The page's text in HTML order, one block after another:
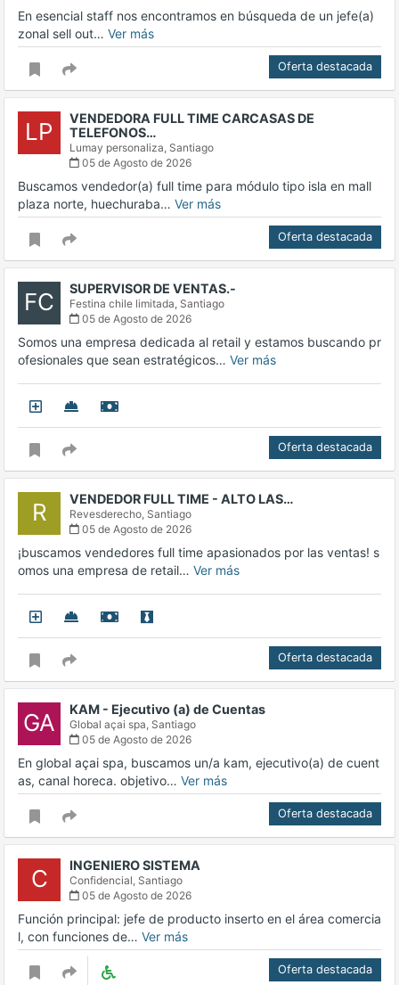
En esencial staff nos encontramos en búsqueda de un jefe(a)
zonal sell out… Ver más
Oferta destacada
LP
VENDEDORA FULL TIME CARCASAS DE
TELEFONOS…
Lumay personaliza, Santiago
05 de Agosto de 2026
Buscamos vendedor(a) full time para módulo tipo isla en mall
plaza norte, huechuraba… Ver más
Oferta destacada
FC SUPERVISOR DE VENTAS.-
Festina chile limitada, Santiago
05 de Agosto de 2026
Somos una empresa dedicada al retail y estamos buscando pr
ofesionales que sean estratégicos… Ver más
Oferta destacada
R VENDEDOR FULL TIME - ALTO LAS…
Revesderecho, Santiago
05 de Agosto de 2026
¡buscamos vendedores full time apasionados por las ventas! s
omos una empresa de retail… Ver más
Oferta destacada
GA KAM - Ejecutivo (a) de Cuentas
Global açai spa, Santiago
05 de Agosto de 2026
En global açai spa, buscamos un/a kam, ejecutivo(a) de cuent
as, canal horeca. objetivo… Ver más
Oferta destacada
C INGENIERO SISTEMA
Confidencial, Santiago
05 de Agosto de 2026
Función principal: jefe de producto inserto en el área comercia
l, con funciones de… Ver más
Oferta destacada